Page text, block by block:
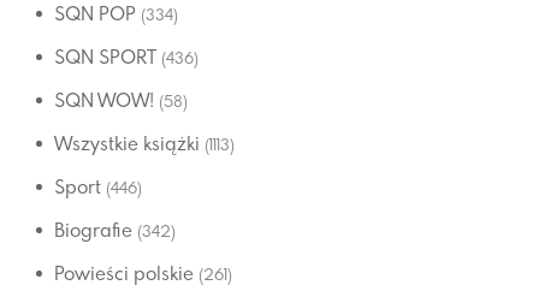
SQN POP (334)
SQN SPORT (436)
SQN WOW! (58)
Wszystkie książki (1113)
Sport (446)
Biografie (342)
Powieści polskie (261)